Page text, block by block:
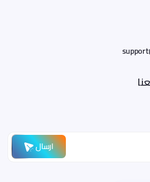
ارسال